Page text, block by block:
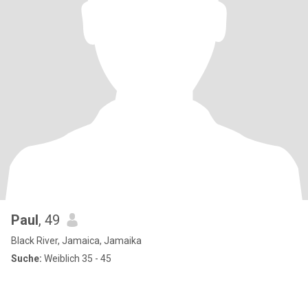
Paul, 49
Black River, Jamaica, Jamaika
Suche: Weiblich 35 - 45